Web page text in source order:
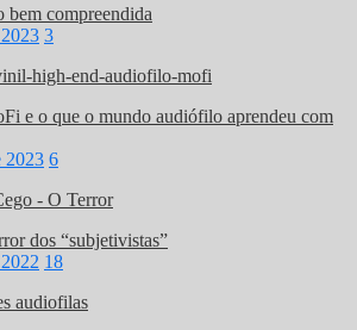
compreendida
3
e o que o mundo audiófilo aprendeu com
2023 6
dos “subjetivistas”
18